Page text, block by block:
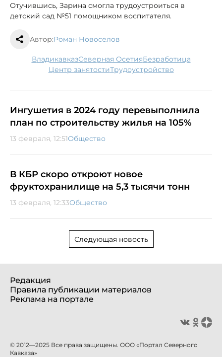
Отучившись, Зарина смогла трудоустроиться в
детский сад №51 помощником воспитателя.
Автор:Роман Новоселов
Владикавказ Северная Осетия безработица
Центр занятости трудоустройство
Ингушетия в 2024 году перевыполнила
план по строительству жилья на 105%
13 февраля, 12:51Общество
В КБР скоро откроют новое
фруктохранилище на 5,3 тысячи тонн
13 февраля, 12:33Общество
Следующая новость
Редакция
Правила публикации материалов
Реклама на портале
© 2012—2025 Все права защищены. ООО «Портал Северного
Кавказа»